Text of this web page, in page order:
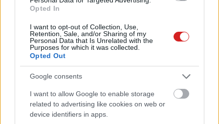
Opted In
I want to opt-out of Collection, Use,
Retention, Sale, and/or Sharing of my
Personal Data that Is Unrelated with the
Purposes for which it was collected.
Opted Out
Google consents
I want to allow Google to enable storage
related to advertising like cookies on web or
device identifiers in apps.
hajlítható Galaxy triója, hogy
Ultra elől
PCW.lite| 2026.07.22 15:00
Pixel 11 egyik nagy újdonságát
PCW.lite
Már az egyik legnagyobb
memóriagyártó tulajdonosa
szerint is abnormálisak a RAM-